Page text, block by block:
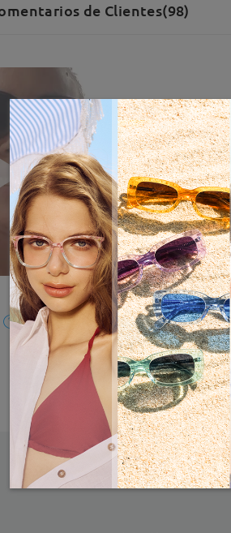
de Clientes(98)
Ancho de la montura:
Bisagra de resorte: No